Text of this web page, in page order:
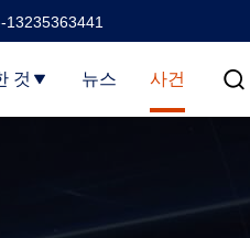
13235363441
것 뉴스 사건